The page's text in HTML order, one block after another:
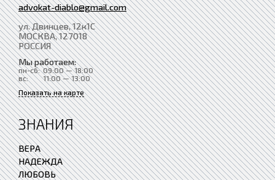
advokat-diablo@gmail.com
ул. Двинцев, 12к1С
МОСКВА, 127018
РОССИЯ
Мы работаем:
пн-сб: 09:00 — 18:00
вс:
11:00 — 13:00
Показать на карте
ЗНАНИЯ
ВЕРА
НАДЕЖДА
ЛЮБОВЬ